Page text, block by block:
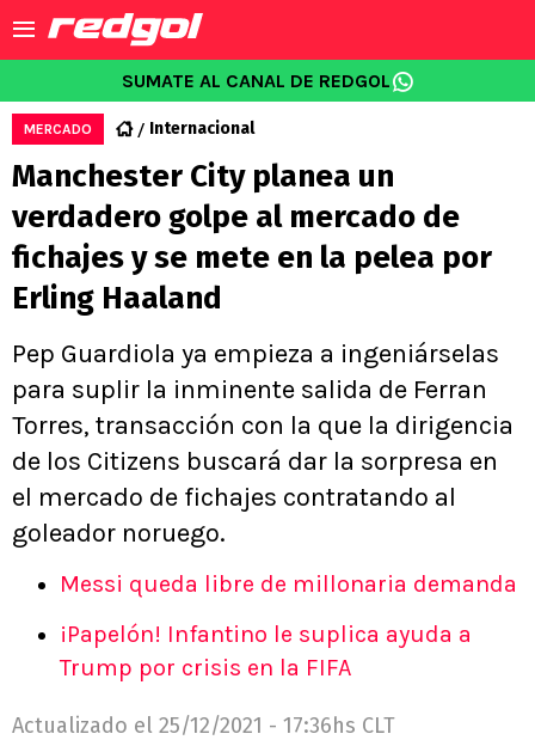
SUMATE AL CANAL DE REDGOL
MERCADO Internacional
Manchester City planea un
verdadero golpe al mercado de
fichajes y se mete en la pelea por
Erling Haaland
Pep Guardiola ya empieza a ingeniárselas
para suplir la inminente salida de Ferran
Torres, transacción con la que la dirigencia
de los Citizens buscará dar la sorpresa en
el mercado de fichajes contratando al
goleador noruego.
Messi queda libre de millonaria demanda
¡Papelón! Infantino le suplica ayuda a
Trump por crisis en la FIFA
Actualizado el 25/12/2021 - 17:36hs CLT